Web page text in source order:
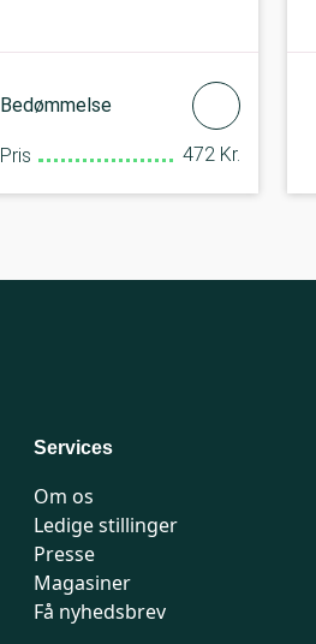
Bedømmelse
Pris 472 Kr.
Services
Om os
Ledige stillinger
Presse
Magasiner
Få nyhedsbrev